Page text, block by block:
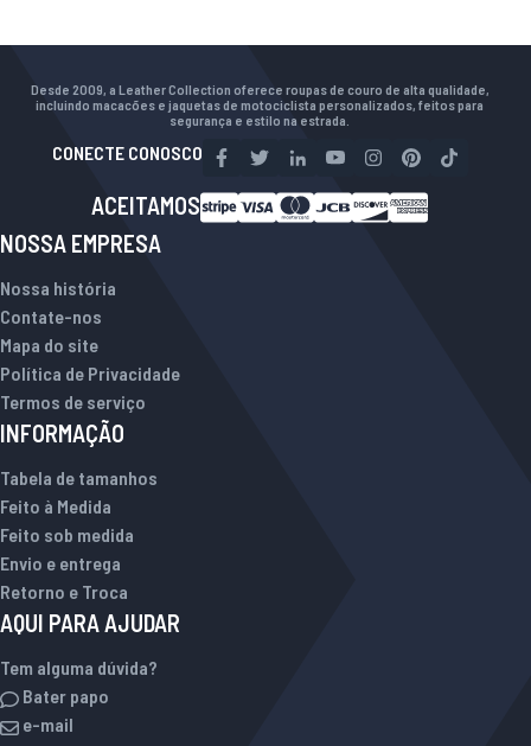
Desde 2009, a Leather Collection oferece roupas de couro de alta qualidade,
incluindo macacões e jaquetas de motociclista personalizados, feitos para
segurança e estilo na estrada.
CONECTE CONOSCO
ACEITAMOS
NOSSA EMPRESA
Nossa história
Contate-nos
Mapa do site
Política de Privacidade
Termos de serviço
INFORMAÇÃO
Tabela de tamanhos
Feito à Medida
Feito sob medida
Envio e entrega
Retorno e Troca
AQUI PARA AJUDAR
Tem alguma dúvida?
Bater papo
e-mail